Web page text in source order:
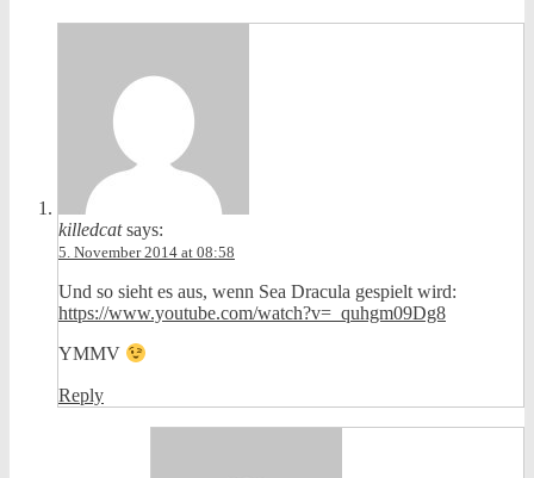
killedcat says:
5. November 2014 at 08:58
Und so sieht es aus, wenn Sea Dracula gespielt wird:
https://www.youtube.com/watch?v=_quhgm09Dg8
YMMV
Reply